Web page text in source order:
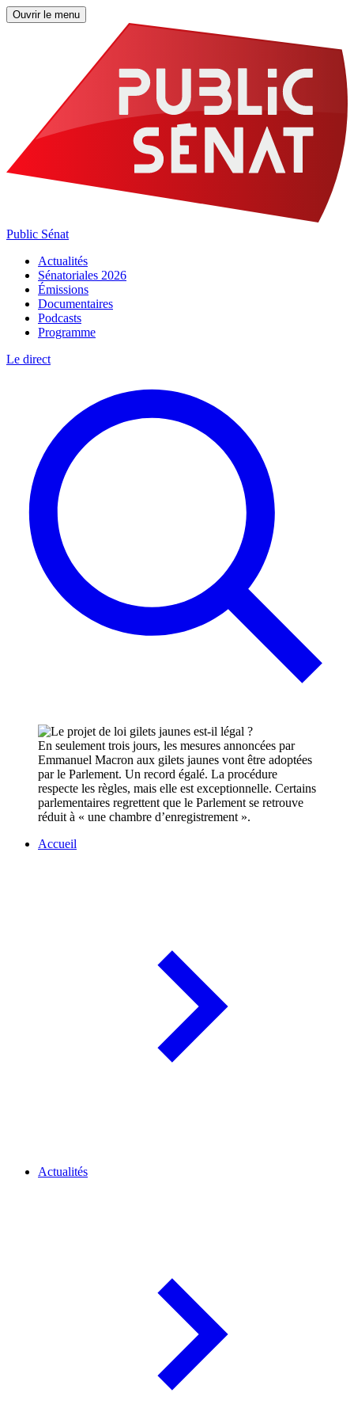
Ouvrir le menu
Public Sénat
Actualités
Sénatoriales 2026
Émissions
Documentaires
Podcasts
Programme
Le direct
En seulement trois jours, les mesures annoncées par
Emmanuel Macron aux gilets jaunes vont être adoptées
par le Parlement. Un record égalé. La procédure
respecte les règles, mais elle est exceptionnelle. Certains
parlementaires regrettent que le Parlement se retrouve
réduit à « une chambre d’enregistrement ».
Accueil
Actualités